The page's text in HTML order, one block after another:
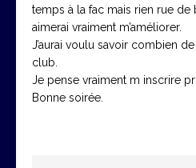
temps à la fac mais rien rue de
aimerai vraiment m’améliorer.
J’aurai voulu savoir combien
club.
Je pense vraiment m inscrire
Bonne soirée.